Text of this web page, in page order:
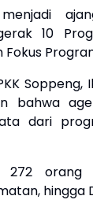
10
Soppeng,
bahwa
dari
272 orang
hingga